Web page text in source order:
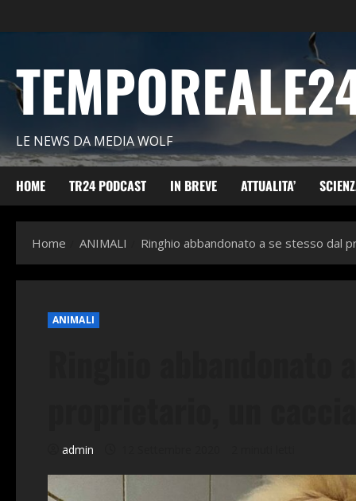
al
LE NEWS DA MEDIA WOLF
HOME TR24 PODCAST IN BREVE ATTUALITA’
Home ANIMALI Ringhio abbandonato a se stesso dal
ANIMALI
admin